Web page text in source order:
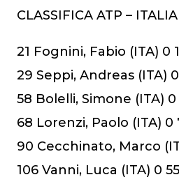
CLASSIFICA ATP –
21 Fognini, Fabio (ITA) 0
29 Seppi, Andreas (ITA)
58 Bolelli, Simone (ITA)
68 Lorenzi, Paolo (ITA) 0
90 Cecchinato, Marco
106 Vanni, Luca (ITA) 0